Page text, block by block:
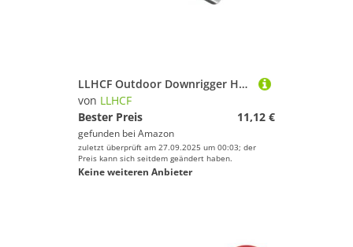
LLHCF Outdoor Downrigger Hobel Schleppwerkzeug Angeln Tauchbrett Salzwasser Werkzeug Edelstahl
von LLHCF
Bester Preis
11,12 €
gefunden bei Amazon
zuletzt überprüft am 27.09.2025 um 00:03; der
Preis kann sich seitdem geändert haben.
Keine weiteren Anbieter